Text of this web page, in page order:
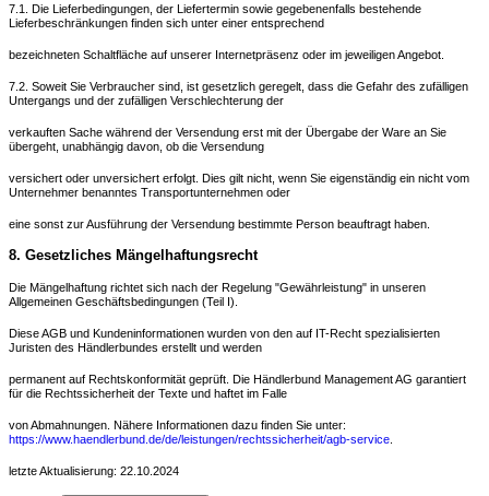
7.1. Die Lieferbedingungen, der Liefertermin sowie gegebenenfalls bestehende
Lieferbeschränkungen finden sich unter einer entsprechend
bezeichneten Schaltfläche auf unserer Internetpräsenz oder im jeweiligen Angebot.
7.2. Soweit Sie Verbraucher sind, ist gesetzlich geregelt, dass die Gefahr des zufälligen
Untergangs und der zufälligen Verschlechterung der
verkauften Sache während der Versendung erst mit der Übergabe der Ware an Sie
übergeht, unabhängig davon, ob die Versendung
versichert oder unversichert erfolgt. Dies gilt nicht, wenn Sie eigenständig ein nicht vom
Unternehmer benanntes Transportunternehmen oder
eine sonst zur Ausführung der Versendung bestimmte Person beauftragt haben.
8. Gesetzliches Mängelhaftungsrecht
Die Mängelhaftung richtet sich nach der Regelung "Gewährleistung" in unseren
Allgemeinen Geschäftsbedingungen (Teil I).
Diese AGB und Kundeninformationen wurden von den auf IT-Recht spezialisierten
Juristen des Händlerbundes erstellt und werden
permanent auf Rechtskonformität geprüft. Die Händlerbund Management AG garantiert
für die Rechtssicherheit der Texte und haftet im Falle
von Abmahnungen. Nähere Informationen dazu finden Sie unter:
https://www.haendlerbund.de/de/leistungen/rechtssicherheit/agb-service
letzte Aktualisierung: 22.10.2024